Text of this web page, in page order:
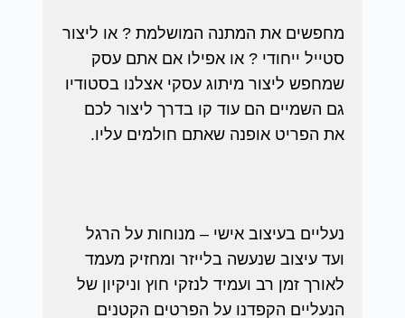
מחפשים את המתנה המושלמת ? או ליצור
סטייל ייחודי ? או אפילו אם אתם עסק
שמחפש ליצור מיתוג עסקי אצלנו בסטודיו
גם השמיים הם עוד קו בדרך ליצור לכם
את הפריט אופנה שאתם חולמים עליו.
נעליים בעיצוב אישי – מנוחות על הרגל
ועד עיצוב שנעשה בלייזר ומחזיק מעמד
לאורך זמן רב ועמיד לנזקי חוץ וניקיון של
הנעליים הקפדנו על הפרטים הקטנים